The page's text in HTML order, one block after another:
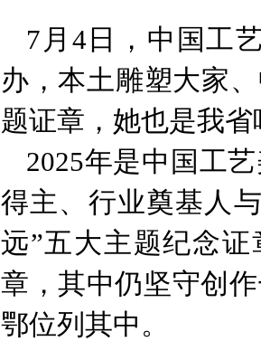
7月4日，中国工
办，本土雕塑大家
题证章，她也是我
2025年是中国工
得主、行业奠基人
远”五大主题纪念
章，其中仍坚守创
鄂位列其中。